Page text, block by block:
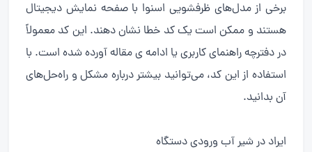
برخی از مدل‌های ظرفشویی اسنوا با صفحه نمایش دیجیتال
هستند و ممکن است یک کد خطا نشان دهند. این کد معمولاً
در دفترچه راهنمای کاربری یا ادامه ی مقاله آورده شده است. با
استفاده از این کد، می‌توانید بیشتر درباره مشکل و راه‌حل‌های
آن بدانید.
ایراد در شیر آب ورودی دستگاه